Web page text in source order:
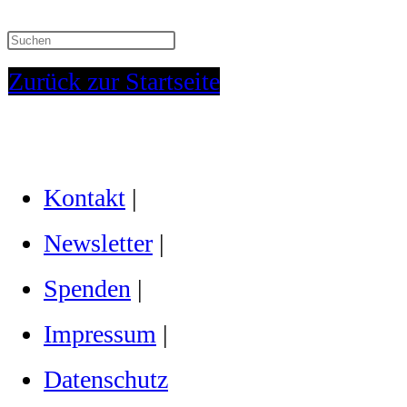
Zurück zur Startseite
Kontakt |
Newsletter |
Spenden |
Impressum |
Datenschutz